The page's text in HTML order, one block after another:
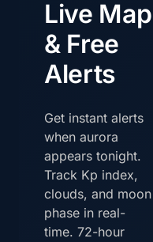
Live Map
& Free
Alerts
Get instant alerts
when aurora
appears tonight.
Track Kp index,
clouds, and moon
phase in real-
time. 72-hour